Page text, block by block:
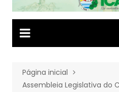
Página inicial
Assembleia Legislativa do